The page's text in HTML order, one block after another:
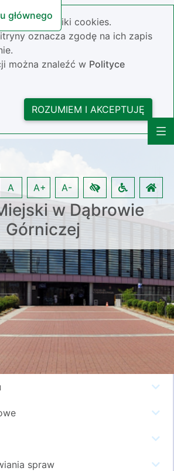
głównego
pliki cookies.
oznacza zgodę na ich zapis
można znaleźć w Polityce
ROZUMIEM I AKCEPTUJĘ
w Dąbrowie
Górniczej
A A+ A-
spraw